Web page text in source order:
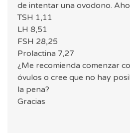
de intentar una ovodono.
TSH 1,11
LH 8,51
FSH 28,25
Prolactina 7,27
¿Me recomienda comenzar
óvulos o cree que no hay
la pena?
Gracias